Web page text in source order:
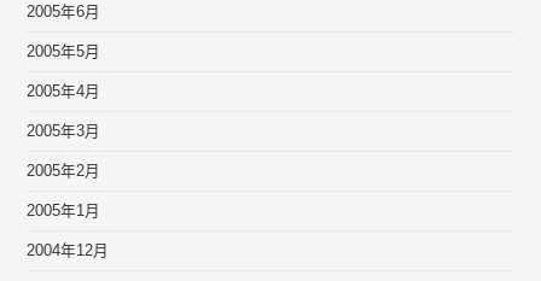
2005年6月
2005年5月
2005年4月
2005年3月
2005年2月
2005年1月
2004年12月